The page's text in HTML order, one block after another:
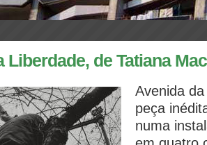
Liberdade, de Tatiana
Avenida
peça
numa